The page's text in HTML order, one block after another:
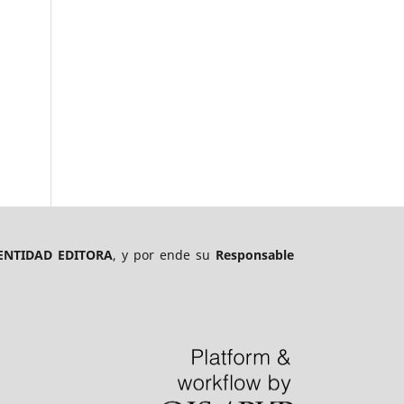
EDITORA, y por ende su Responsable